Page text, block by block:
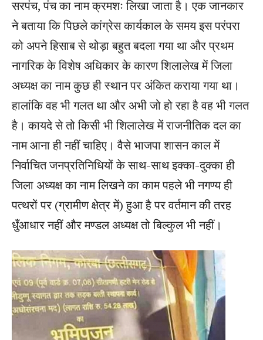
सरपंच, पंच का नाम क्रमशः लिखा जाता है। एक जानकार
ने बताया कि पिछले कांग्रेस कार्यकाल के समय इस परंपरा
को अपने हिसाब से थोड़ा बहुत बदला गया था और प्रथम
नागरिक के विशेष अधिकार के कारण शिलालेख में जिला
अध्यक्ष का नाम कुछ ही स्थान पर अंकित कराया गया था।
हालांकि वह भी गलत था और अभी जो हो रहा है वह भी गलत
है। कायदे से तो किसी भी शिलालेख में राजनीतिक दल का
नाम आना ही नहीं चाहिए। वैसे भाजपा शासन काल में
निर्वाचित जनप्रतिनिधियों के साथ-साथ इक्का-दुक्का ही
जिला अध्यक्ष का नाम लिखने का काम पहले भी नगण्य ही
पत्थरों पर (ग्रामीण क्षेत्र में) हुआ है पर वर्तमान की तरह
धुँआधार नहीं और मण्डल अध्यक्ष तो बिल्कुल भी नहीं।